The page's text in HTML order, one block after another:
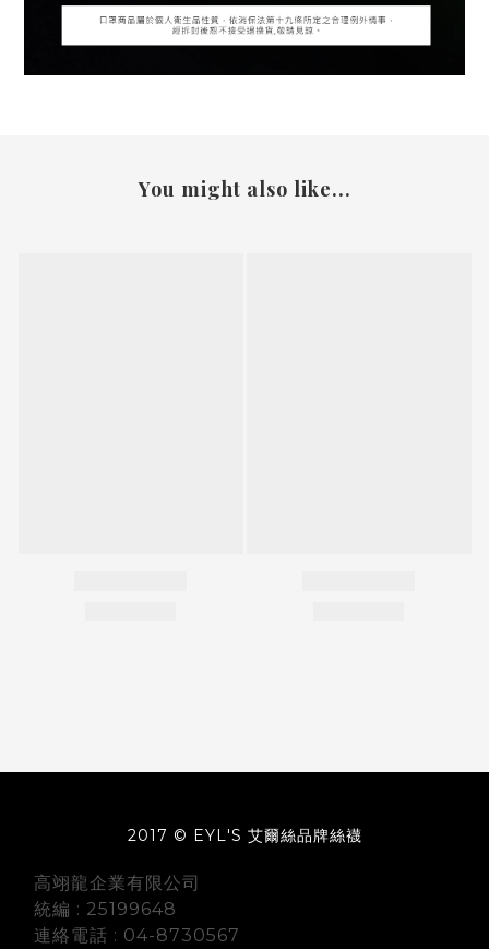
You might also like...
2017 © EYL'S 艾爾絲品牌絲襪
高翊龍企業有限公司
統編 : 25199648
連絡電話 : 04-8730567